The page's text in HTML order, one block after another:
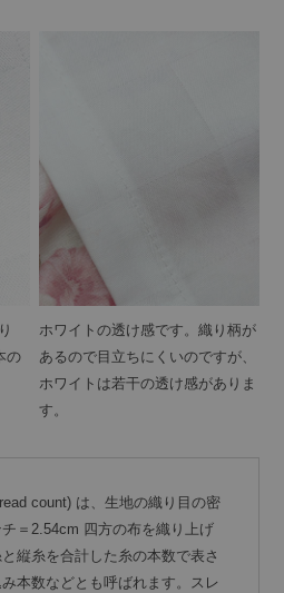
の
ホワイトの透け感です。織り柄が
あるので目立ちにくいのですが、
ホワイトは若干の透け感がありま
す。
count) は、生地の織り目の密
＝2.54cm 四方の布を織り上げ
縦糸を合計した糸の本数で表さ
本数などとも呼ばれます。スレ